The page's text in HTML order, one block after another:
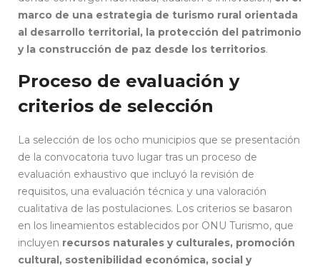
marco de una estrategia de turismo rural orientada
al desarrollo territorial, la protección del patrimonio
y la construcción de paz desde los territorios.
Proceso de evaluación y
criterios de selección
La selección de los ocho municipios que se presentación
de la convocatoria tuvo lugar tras un proceso de
evaluación exhaustivo que incluyó la revisión de
requisitos, una evaluación técnica y una valoración
cualitativa de las postulaciones. Los criterios se basaron
en los lineamientos establecidos por ONU Turismo, que
incluyen recursos naturales y culturales, promoción
cultural, sostenibilidad económica, social y